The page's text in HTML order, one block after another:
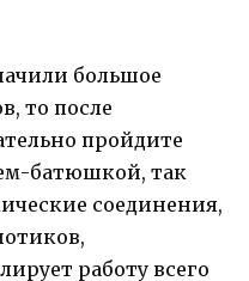
большое
то после
пройдите
батюшкой, так
соединения,
работу всего